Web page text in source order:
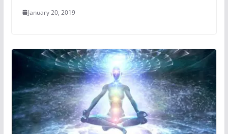
January 20, 2019